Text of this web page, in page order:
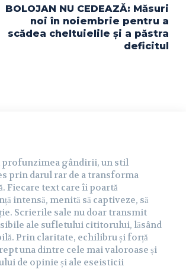
BOLOJAN NU CEDEAZĂ: Măsuri
noi în noiembrie pentru a
scădea cheltuielile și a păstra
deficitul
gândirii, un stil
prin darul rar de a transforma
Fiecare text care îi poartă
intensă, menită să captiveze, să
Scrierile sale nu doar transmit
ale sufletului cititorului, lăsând
Prin claritate, echilibru și forță
una dintre cele mai valoroase și
de opinie și ale eseisticii